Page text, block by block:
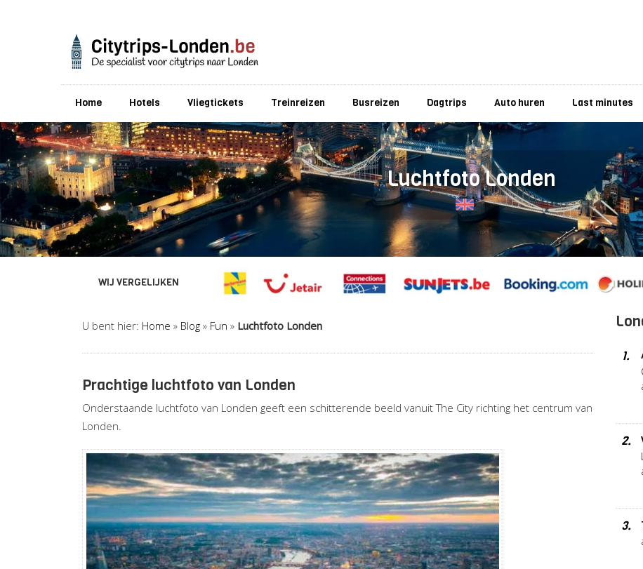
Home Hotels Vliegtickets Treinreizen Busreizen Dagtrips Auto huren Last minutes
Luchtfoto Londen
WIJ VERGELIJKEN
U bent hier: Home » Blog » Fun » Luchtfoto Londen
Prachtige luchtfoto van Londen
Onderstaande luchtfoto van Londen geeft een schitterende beeld vanuit The City richting het centrum van
Londen.
1.
2.
3.